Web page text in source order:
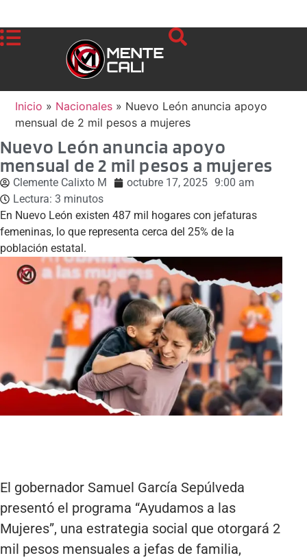
Inicio » Nacionales » Nuevo León anuncia apoyo
mensual de 2 mil pesos a mujeres
Nuevo León anuncia apoyo
mensual de 2 mil pesos a mujeres
Clemente Calixto M octubre 17, 2025 9:00 am
Lectura: 3 minutos
En Nuevo León existen 487 mil hogares con jefaturas
femeninas, lo que representa cerca del 25% de la
población estatal.
El gobernador Samuel García Sepúlveda
presentó el programa “Ayudamos a las
Mujeres”, una estrategia social que otorgará 2
mil pesos mensuales a jefas de familia,